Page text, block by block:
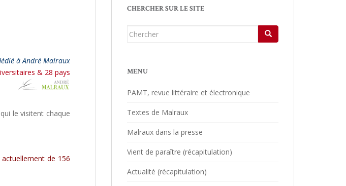
à André Malraux
& 28 pays
le visitent chaque
de 156
CHERCHER SUR LE SITE
Chercher...
MENU
PAMT, revue littéraire et électronique
Textes de Malraux
Malraux dans la presse
Vient de paraître (récapitulation)
Actualité (récapitulation)